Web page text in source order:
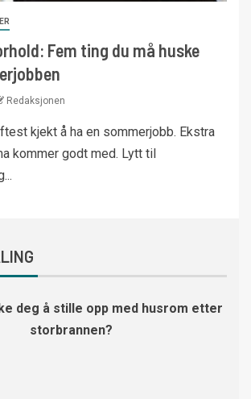
Fem ting du må huske
Redaksjonen
kjekt å ha en sommerjobb. Ekstra
kommer godt med. Lytt til
deg å stille opp med husrom etter
storbrannen?